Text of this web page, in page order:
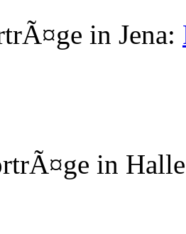
in Jena:
in